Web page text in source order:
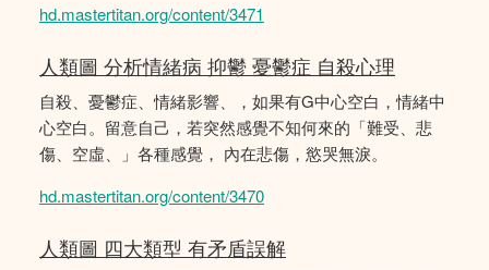
hd.mastertitan.org/content/3471
人類圖 分析情緒病 抑鬱 憂鬱症 自殺心理
自殺、憂鬱症、情緒影響、，如果有G中心空白，情緒中
心空白。留意自己，若突然感覺不知何來的「難受、悲
傷、空虛、」各種感覺， 內在悲傷，慾哭無淚。
hd.mastertitan.org/content/3470
人類圖 四大類型 有矛盾誤解